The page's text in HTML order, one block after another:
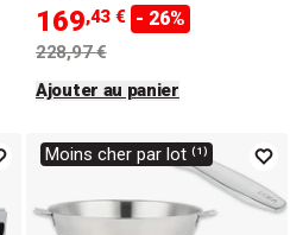
169,43 € - 26%
228,97 €
Ajouter au panier
Moins cher par lot ⁽¹⁾